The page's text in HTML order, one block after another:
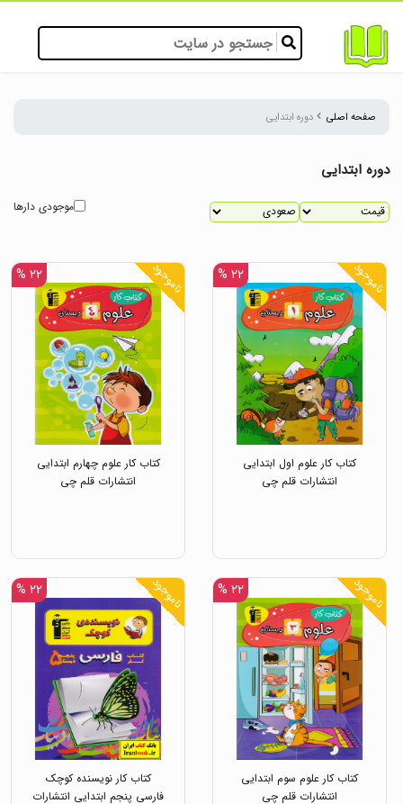
صفحه اصلی دوره ابتدایی
دوره ابتدایی
موجودی دارها
ناموجود ۲۲ %
کتاب کار علوم اول ابتدایی
انتشارات قلم چی
ناموجود ۲۲ %
کتاب کار علوم چهارم ابتدایی
انتشارات قلم چی
ناموجود ۲۲ %
کتاب کار علوم سوم ابتدایی
انتشارات قلم چی
ناموجود ۲۲ %
کتاب کار نویسنده کوچک
فارسی پنجم ابتدایی انتشارات